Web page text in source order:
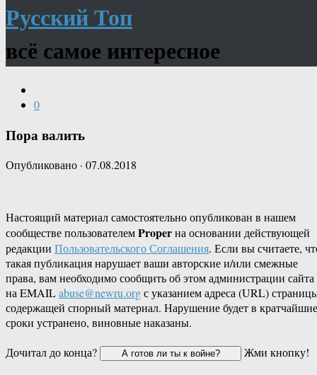
Русский Топ
всё самое интересное
0
Пора валить
Опубликовано · 07.08.2018
Настоящий материал самостоятельно опубликован в нашем
сообществе пользователемProperна основании действующей
редакции Пользовательского Соглашения. Если вы считаете,
такая публикация нарушает ваши авторские и/или смежные
права, вам необходимо сообщить об этом администрации сайта
на EMAILabuse@newru.orgс указанием адреса (URL)
содержащей спорный материал. Нарушение будет в кратчайшие
сроки устранено, виновные наказаны.
Дочитал до конца?
Жми кнопку!